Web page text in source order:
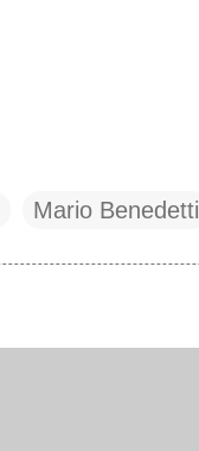
Mario Benedetti